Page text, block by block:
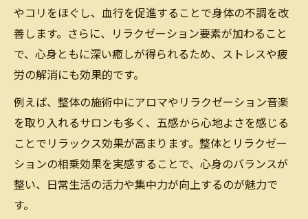
やコリをほぐし、血行を促進することで身体の不調を改
善します。さらに、リラクゼーション要素が加わること
で、心身ともに深い癒しが得られるため、ストレスや疲
労の解消にも効果的です。
例えば、整体の施術中にアロマやリラクゼーション音楽
を取り入れるサロンも多く、五感から心地よさを感じる
ことでリラックス効果が高まります。整体とリラクゼー
ションの相乗効果を実感することで、心身のバランスが
整い、日常生活の活力や集中力が向上するのが魅力で
す。